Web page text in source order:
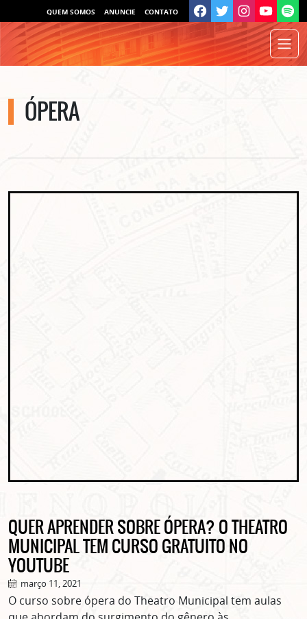
QUEM SOMOS ANUNCIE CONTATO
ÓPERA
QUER APRENDER SOBRE ÓPERA? O THEATRO
MUNICIPAL TEM CURSO GRATUITO NO
YOUTUBE
março 11, 2021
O curso sobre ópera do Theatro Municipal tem aulas